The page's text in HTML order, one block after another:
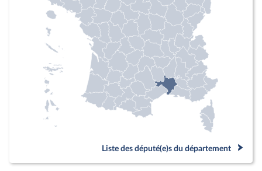
Liste des député(e)s du département